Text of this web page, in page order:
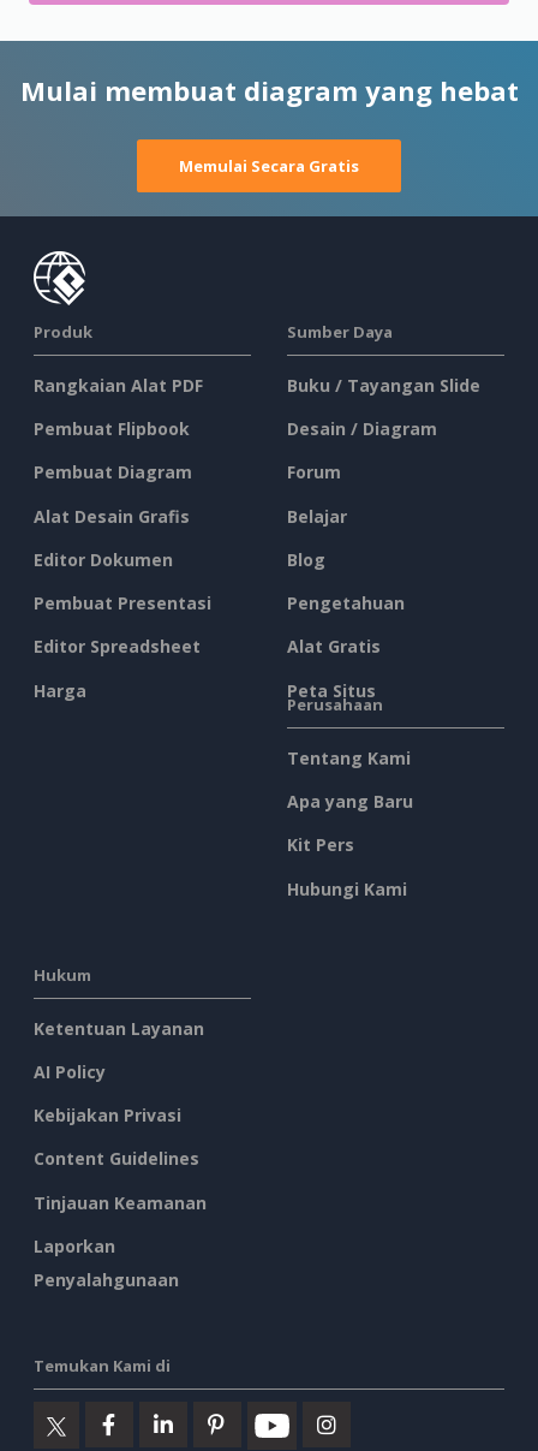
Mulai membuat diagram yang hebat
Memulai Secara Gratis
Produk
Rangkaian Alat PDF
Pembuat Flipbook
Pembuat Diagram
Alat Desain Grafis
Editor Dokumen
Pembuat Presentasi
Editor Spreadsheet
Harga
Sumber Daya
Buku / Tayangan Slide
Desain / Diagram
Forum
Belajar
Blog
Pengetahuan
Alat Gratis
Peta Situs
Perusahaan
Tentang Kami
Apa yang Baru
Kit Pers
Hubungi Kami
Hukum
Ketentuan Layanan
AI Policy
Kebijakan Privasi
Content Guidelines
Tinjauan Keamanan
Laporkan
Penyalahgunaan
Temukan Kami di